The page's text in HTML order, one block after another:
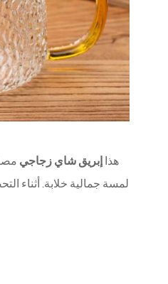
هذا إبريق شاي زجاجي
لمسة جمالية خلابة. أثناء